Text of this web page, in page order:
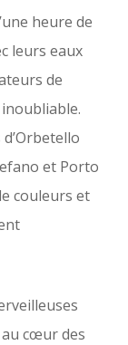
heure de
leurs eaux
de
et Porto
couleurs et
cœur des